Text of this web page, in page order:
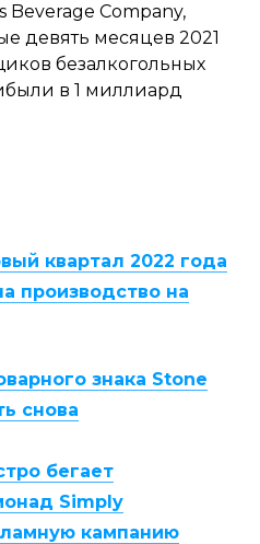
Beverage Company,
девять месяцев 2021
безалкогольных
в 1 миллиард
квартал 2022 года
производство на
знака Stone
снова
бегает
Simply
кампанию